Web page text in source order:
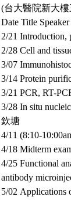
(台大醫院新大
Date Title Speaker
2/21 Introduction,
2/28 Cell and
3/07
3/14 Protein
3/21 PCR, RT-
3/28 In situ
欽塘
4/11 (8:10-
4/18 Midterm
4/25 Functional
antibody
5/02 Applications